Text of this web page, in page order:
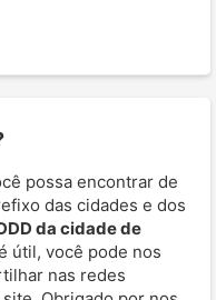
possa encontrar de
das cidades e dos
da cidade de
útil, você pode nos
nas redes